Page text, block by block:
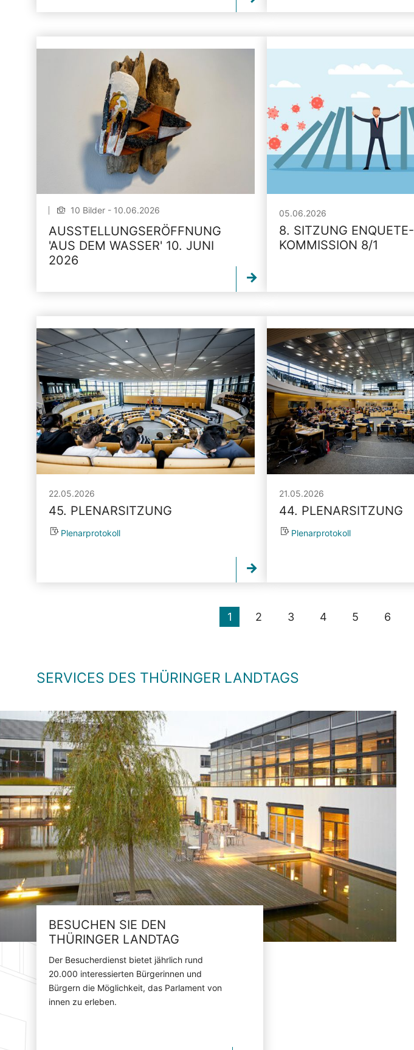
10 Bilder - 10.06.2026
AUSSTELLUNGSERÖFFNUNG
'AUS DEM WASSER' 10. JUNI
2026
05.06.2026
8. SITZUNG ENQUETE-
KOMMISSION 8/1
22.05.2026
45. PLENARSITZUNG
Plenarprotokoll
21.05.2026
44. PLENARSITZUNG
Plenarprotokoll
1 2 3 4 5 6
SERVICES DES THÜRINGER LANDTAGS
BESUCHEN SIE DEN
THÜRINGER LANDTAG
Der Besucherdienst bietet jährlich rund
20.000 interessierten Bürgerinnen und
Bürgern die Möglichkeit, das Parlament von
innen zu erleben.